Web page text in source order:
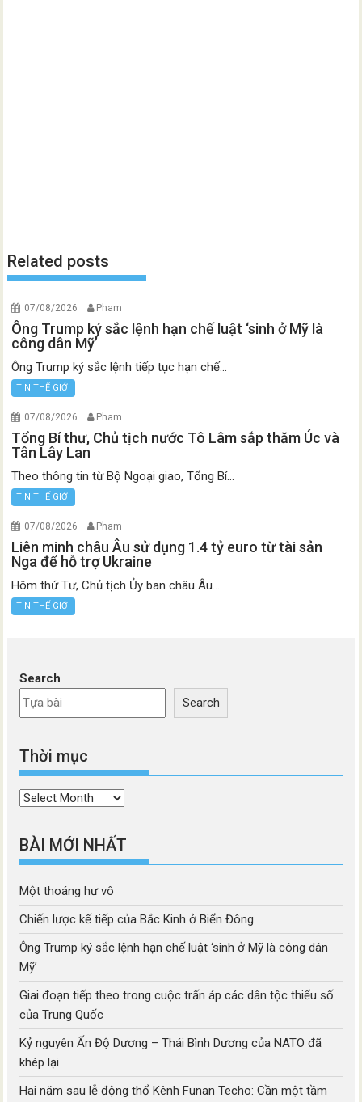
Related posts
07/08/2026 Pham
Ông Trump ký sắc lệnh hạn chế luật ‘sinh ở Mỹ là
công dân Mỹ’
Ông Trump ký sắc lệnh tiếp tục hạn chế...
TIN THẾ GIỚI
07/08/2026 Pham
Tổng Bí thư, Chủ tịch nước Tô Lâm sắp thăm Úc và
Tân Lây Lan
Theo thông tin từ Bộ Ngoại giao, Tổng Bí...
TIN THẾ GIỚI
07/08/2026 Pham
Liên minh châu Âu sử dụng 1.4 tỷ euro từ tài sản
Nga để hỗ trợ Ukraine
Hôm thứ Tư, Chủ tịch Ủy ban châu Âu...
TIN THẾ GIỚI
Search
Search
Thời mục
Thời
BÀI MỚI NHẤT
Một thoáng hư vô
Chiến lược kế tiếp của Bắc Kinh ở Biển Đông
Ông Trump ký sắc lệnh hạn chế luật ‘sinh ở Mỹ là công dân
Mỹ’
Giai đoạn tiếp theo trong cuộc trấn áp các dân tộc thiểu số
của Trung Quốc
Kỷ nguyên Ấn Độ Dương – Thái Bình Dương của NATO đã
khép lại
Hai năm sau lễ động thổ Kênh Funan Techo: Cần một tầm